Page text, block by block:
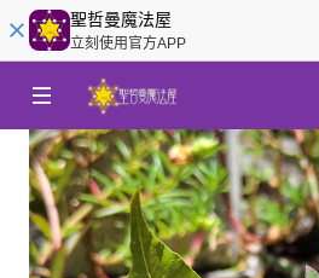
聖哲曼魔法屋
立刻使用官方APP